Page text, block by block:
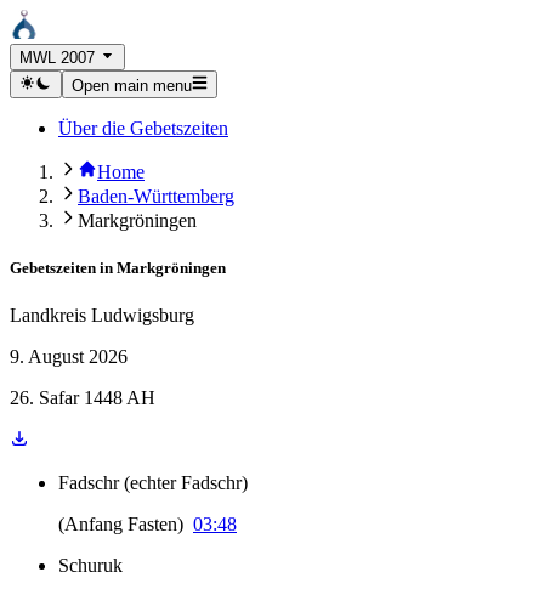
MWL 2007
Open main menu
Über die Gebetszeiten
Home
Baden-Württemberg
Markgröningen
Gebetszeiten in Markgröningen
Landkreis Ludwigsburg
9. August 2026
26. Safar 1448 AH
Fadschr (echter Fadschr)
(Anfang Fasten) 03:48
Schuruk